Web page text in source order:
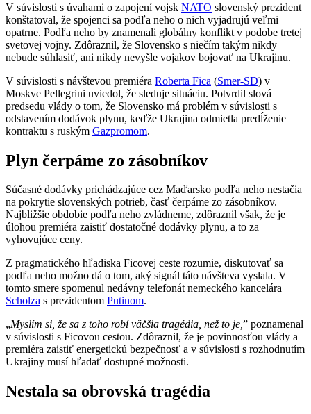
V súvislosti s úvahami o zapojení vojsk NATO slovenský prezident
konštatoval, že spojenci sa podľa neho o nich vyjadrujú veľmi
opatrne. Podľa neho by znamenali globálny konflikt v podobe tretej
svetovej vojny. Zdôraznil, že Slovensko s niečím takým nikdy
nebude súhlasiť, ani nikdy nevyšle vojakov bojovať na Ukrajinu.
V súvislosti s návštevou premiéra Roberta Fica (Smer-SD) v
Moskve Pellegrini uviedol, že sleduje situáciu. Potvrdil slová
predsedu vlády o tom, že Slovensko má problém v súvislosti s
odstavením dodávok plynu, keďže Ukrajina odmietla predĺženie
kontraktu s ruským Gazpromom.
Plyn čerpáme zo zásobníkov
Súčasné dodávky prichádzajúce cez Maďarsko podľa neho nestačia
na pokrytie slovenských potrieb, časť čerpáme zo zásobníkov.
Najbližšie obdobie podľa neho zvládneme, zdôraznil však, že je
úlohou premiéra zaistiť dostatočné dodávky plynu, a to za
vyhovujúce ceny.
Z pragmatického hľadiska Ficovej ceste rozumie, diskutovať sa
podľa neho možno dá o tom, aký signál táto návšteva vyslala. V
tomto smere spomenul nedávny telefonát nemeckého kancelára
Scholza s prezidentom Putinom.
„Myslím si, že sa z toho robí väčšia tragédia, než to je,” poznamenal
v súvislosti s Ficovou cestou. Zdôraznil, že je povinnosťou vlády a
premiéra zaistiť energetickú bezpečnosť a v súvislosti s rozhodnutím
Ukrajiny musí hľadať dostupné možnosti.
Nestala sa obrovská tragédia